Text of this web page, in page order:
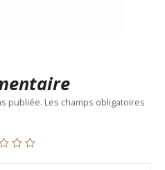
publiée. Les champs obligatoires